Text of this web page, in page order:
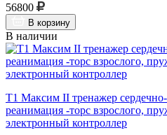
56800
В корзину
В наличии
Т1 Максим II тренажер сердечно-
реанимация -торс взрослого,
электронный контроллер